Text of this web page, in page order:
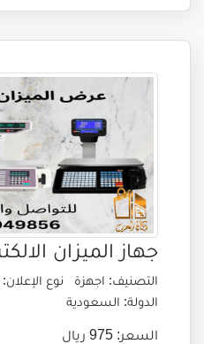
جهاز الميزان
التصنيف: اجهزة
نوع
الدولة: السعودية
السعر: 975 ريال